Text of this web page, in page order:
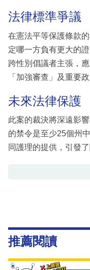
法律標準爭議
在憲法平等保護條款
定哪一方負有更大的
跨性別倡議者主張，
「加強審查」及重要
未來法律保護
此案的裁決將深遠影
的禁令是至少25個州
同護理的提供，引發
推薦閱讀